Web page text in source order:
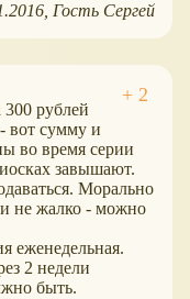
Гость Сергей
рублей
вот сумму и
во время серии
завышают.
Морально
не жалко - можно
еженедельная.
2 недели
быть.